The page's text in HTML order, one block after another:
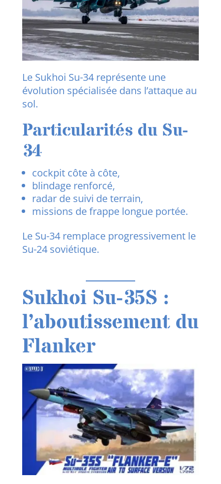
Le Sukhoi Su-34 représente une
évolution spécialisée dans l’attaque au
sol.
Particularités du Su-
34
cockpit côte à côte,
blindage renforcé,
radar de suivi de terrain,
missions de frappe longue portée.
Le Su-34 remplace progressivement le
Su-24 soviétique.
Sukhoi Su-35S :
l’aboutissement du
Flanker